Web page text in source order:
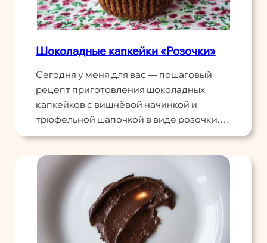
Шоколадные капкейки «Розочки»
Сегодня у меня для вас — пошаговый
рецепт приготовления шоколадных
капкейков с вишнёвой начинкой и
трюфельной шапочкой в виде розочки.…